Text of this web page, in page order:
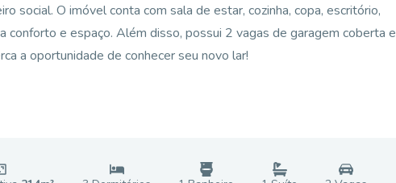
social. O imóvel conta com sala de estar, cozinha, copa, escritório,
conforto e espaço. Além disso, possui 2 vagas de garagem coberta e
a oportunidade de conhecer seu novo lar!